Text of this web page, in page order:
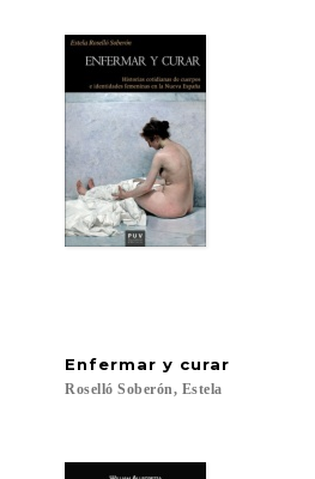
Enfermar y curar
Roselló Soberón, Estela